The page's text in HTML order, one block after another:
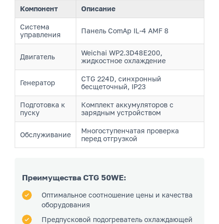
Компонент Описание
Система
управления
Панель ComAp IL-4 AMF 8
Двигатель
Weichai WP2.3D48E200,
жидкостное охлаждение
Генератор
CTG 224D, синхронный
бесщеточный, IP23
Подготовка к
пуску
Комплект аккумуляторов с
зарядным устройством
Обслуживание
Многоступенчатая проверка
перед отгрузкой
Преимущества CTG 50WE:
Оптимальное соотношение цены и качества
оборудования
Предпусковой подогреватель охлаждающей